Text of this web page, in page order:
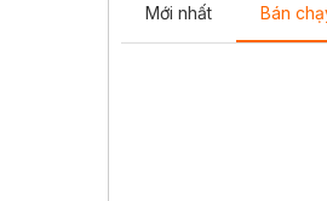
Mới nhất Bán